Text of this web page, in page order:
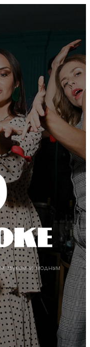
звуком и модным